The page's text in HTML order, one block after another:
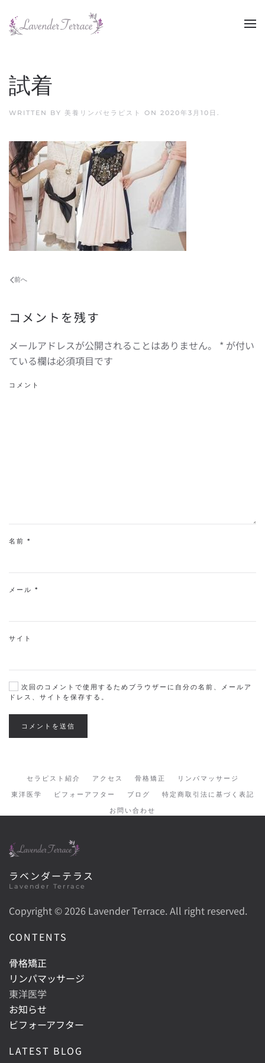
Skip to main content
試着
WRITTEN BY 美養リンパセラピスト ON 2020年3月10日 .
前へ
コメントを残す
メールアドレスが公開されることはありません。 * が付い
ている欄は必須項目です
コメント
名前 *
メール *
サイト
次回のコメントで使用するためブラウザーに自分の名前、メールア
ドレス、サイトを保存する。
コメントを送信
セラピスト紹介 アクセス 骨格矯正
リンパマッサージ
東洋医学
ビフォーアフター ブログ
特定商取引法に基づく表記
お問い合わせ
ラベンダーテラス
Lavender Terrace
Copyright ©2026 Lavender Terrace. All right reserved.
CONTENTS
骨格矯正
リンパマッサージ
東洋医学
お知らせ
ビフォーアフター
LATEST BLOG